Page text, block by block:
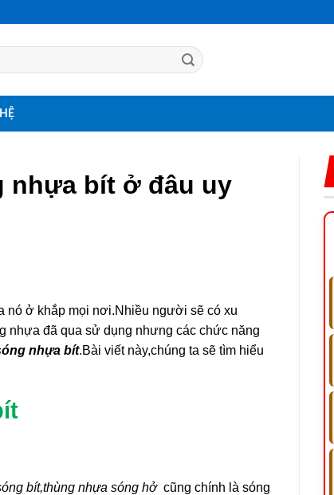
nhựa bít ở đâu uy
nó ở khắp mọi nơi.Nhiều người sẽ có xu
nhựa đã qua sử dụng nhưng các chức năng
nhựa bít.Bài viết này,chúng ta sẽ tìm hiểu
bít,thùng nhựa sóng hở cũng chính là sóng